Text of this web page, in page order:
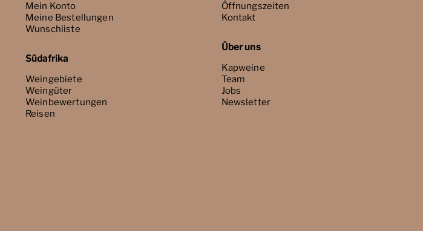
Mein Konto
Meine Bestellungen
Wunschliste
Südafrika
Weingebiete
Weingüter
Weinbewertungen
Reisen
Öffnungszeiten
Kontakt
Über uns
Kapweine
Team
Jobs
Newsletter